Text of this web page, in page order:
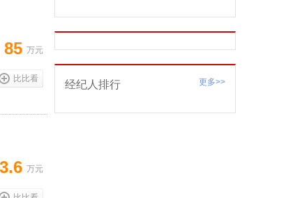
85 万元
比比看
万元
更多>>
经纪人排行